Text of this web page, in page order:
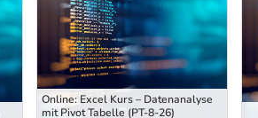
Online: Excel Kurs – Datenanalyse
mit Pivot Tabelle (PT-8-26)